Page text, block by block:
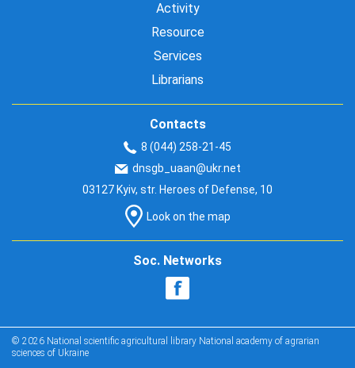
Activity
Resource
Services
Librarians
Contacts
8 (044) 258-21-45
dnsgb_uaan@ukr.net
03127 Kyiv, str. Heroes of Defense, 10
Look on the map
Soc. Networks
© 2026 National scientific agricultural library National academy of agrarian
sciences of Ukraine